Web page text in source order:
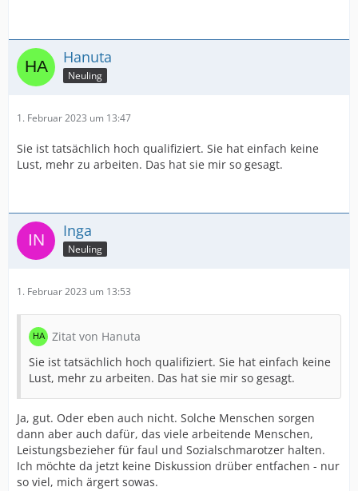
Hanuta
Neuling
1. Februar 2023 um 13:47
Sie ist tatsächlich hoch qualifiziert. Sie hat einfach keine
Lust, mehr zu arbeiten. Das hat sie mir so gesagt.
Inga
Neuling
1. Februar 2023 um 13:53
Zitat von Hanuta
Sie ist tatsächlich hoch qualifiziert. Sie hat einfach keine
Lust, mehr zu arbeiten. Das hat sie mir so gesagt.
Ja, gut. Oder eben auch nicht. Solche Menschen sorgen
dann aber auch dafür, das viele arbeitende Menschen,
Leistungsbezieher für faul und Sozialschmarotzer halten.
Ich möchte da jetzt keine Diskussion drüber entfachen - nur
so viel, mich ärgert sowas.